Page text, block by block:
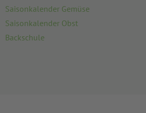
Saisonkalender Gemüse
Saisonkalender Obst
Backschule